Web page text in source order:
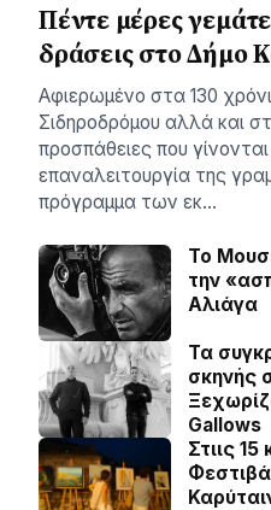
Πέντε μέρες
δράσεις στο Δήμο
Αφιερωμένο στα 130
Σιδηροδρόμου αλλά και
προσπάθειες που
επαναλειτουργία της
πρόγραμμα των εκ…
Το
την
Αλιάγα
Τα
σκηνής
Gallows
Στιις